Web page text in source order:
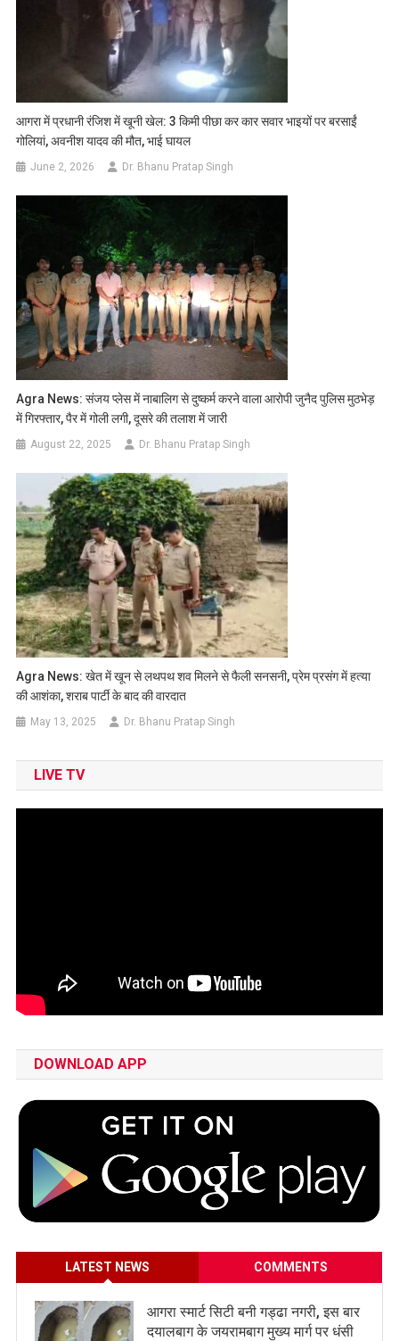
​आगरा में प्रधानी रंजिश में खूनी खेल: 3 किमी पीछा कर कार सवार भाइयों पर बरसाईं
गोलियां, अवनीश यादव की मौत, भाई घायल
June 2, 2026 Dr. Bhanu Pratap Singh
Agra News: संजय प्लेस में नाबालिग से दुष्कर्म करने वाला आरोपी जुनैद पुलिस मुठभेड़
में गिरफ्तार, पैर में गोली लगी, दूसरे की तलाश में जारी
August 22, 2025 Dr. Bhanu Pratap Singh
Agra News: खेत में खून से लथपथ शव मिलने से फैली सनसनी, प्रेम प्रसंग में हत्या
की आशंका, शराब पार्टी के बाद की वारदात
May 13, 2025 Dr. Bhanu Pratap Singh
LIVE TV
DOWNLOAD APP
LATEST NEWS COMMENTS
आगरा स्मार्ट सिटी बनी गड्ढा नगरी, इस बार
दयालबाग के जयरामबाग मुख्य मार्ग पर धंसी